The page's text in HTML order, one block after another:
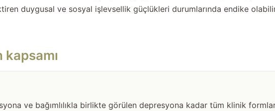
duygusal ve sosyal işlevsellik güçlükleri durumlarında endike
ve bağımlılıkla birlikte görülen depresyona kadar tüm klinik